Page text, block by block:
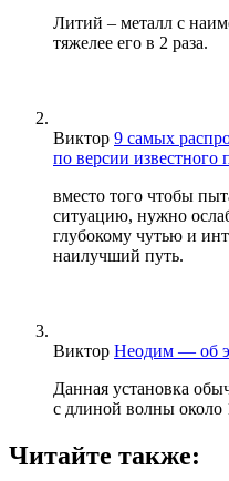
Литий – металл с
тяжелее его в 2 раза.
Виктор 9 самых
по версии известного
вместо того чтобы
ситуацию, нужно
глубокому чутью и
наилучший путь.
Виктор Неодим — об
Данная установка
с длиной волны около
Читайте также: